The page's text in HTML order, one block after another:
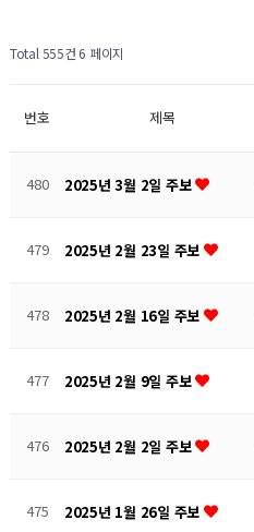
Total 555건 6 페이지
번호 제목
480 2025년 3월 2일 주보
479 2025년 2월 23일 주보
478 2025년 2월 16일 주보
477 2025년 2월 9일 주보
476 2025년 2월 2일 주보
475 2025년 1월 26일 주보